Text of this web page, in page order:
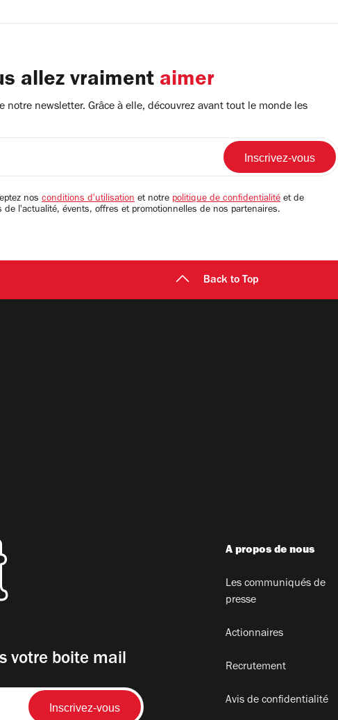
allez vraiment aimer
notre newsletter. Grâce à elle, découvrez avant tout le monde les
nos conditions d'utilisation et notre politique de confidentialité et de
de l'actualité, évents, offres et promotionnelles de nos partenaires.
Back to Top
votre boite mail
A propos de nous
Les communiqués de
presse
Actionnaires
Recrutement
Avis de confidentialité